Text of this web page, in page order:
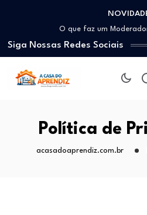
Como trabalhar como
O que faz um
Como ser um Afiliado de
Como dar Aulas
Profissão Instalador Solar:
Como trabalhar como
Como ser um Afiliado de
Como dar Aulas
Siga Nossas Redes Sociais
Política de
acasadoaprendiz.com.br